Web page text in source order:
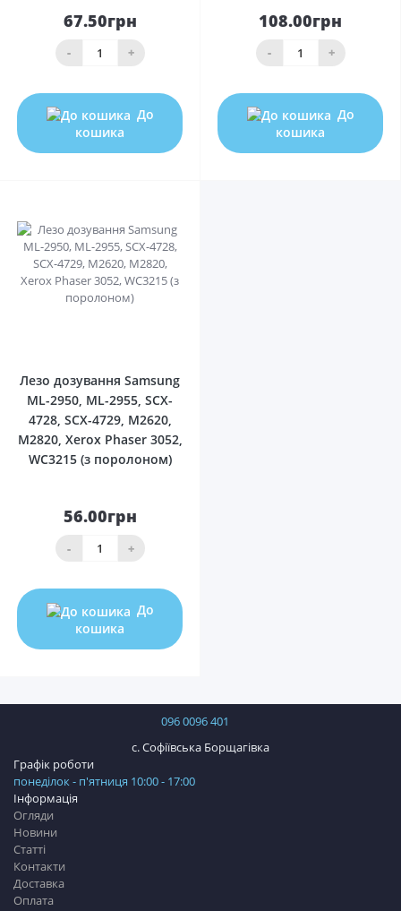
67.50грн
- +
До
кошика
108.00грн
- +
До
кошика
Лезо дозування Samsung
ML-2950, ML-2955, SCX-
4728, SCX-4729, M2620,
M2820, Xerox Phaser 3052,
WC3215 (з поролоном)
56.00грн
- +
До
кошика
096 0096 401
с. Софіївська Борщагівка
Інформація
Огляди
Новини
Статті
Контакти
Доставка
Оплата
Графік роботи
понеділок - п'ятниця 10:00 - 17:00